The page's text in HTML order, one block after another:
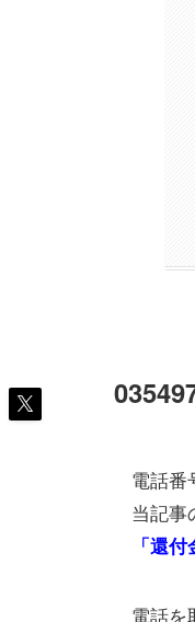
電話番
当記事
「還
電話を